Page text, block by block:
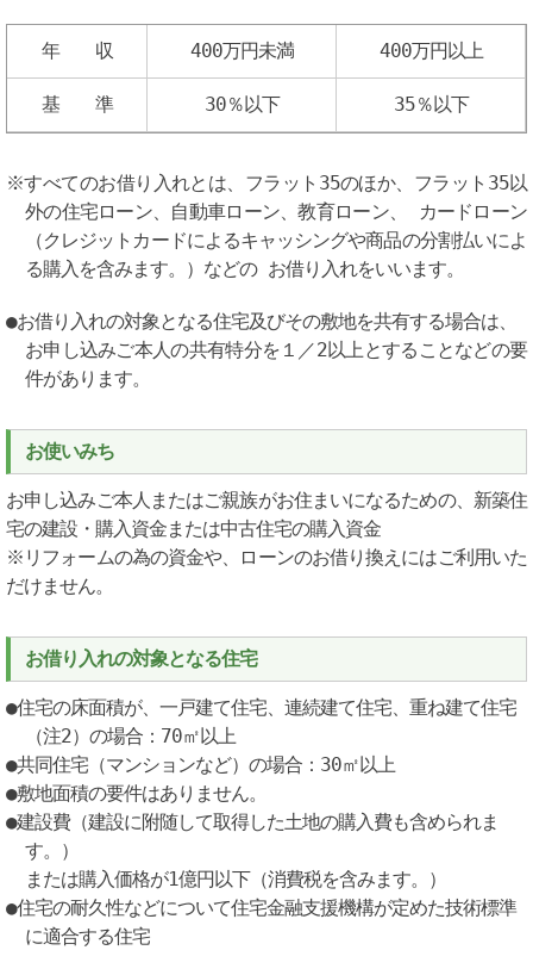
年 収 400万円未満 400万円以上
基 準 30％以下 35％以下
※すべてのお借り入れとは、フラット35のほか、フラット35以
外の住宅ローン、自動車ローン、教育ローン、 カードローン
（クレジットカードによるキャッシングや商品の分割払いによ
る購入を含みます。）などの お借り入れをいいます。
●お借り入れの対象となる住宅及びその敷地を共有する場合は、
お申し込みご本人の共有特分を１／2以上とすることなどの要
件があります。
お使いみち
お申し込みご本人またはご親族がお住まいになるための、新築住
宅の建設・購入資金または中古住宅の購入資金
※リフォームの為の資金や、ローンのお借り換えにはご利用いた
だけません。
お借り入れの対象となる住宅
●住宅の床面積が、一戸建て住宅、連続建て住宅、重ね建て住宅
（注2）の場合：70㎡以上
●共同住宅（マンションなど）の場合：30㎡以上
●敷地面積の要件はありません。
●建設費（建設に附随して取得した土地の購入費も含められま
す。）
または購入価格が1億円以下（消費税を含みます。）
●住宅の耐久性などについて住宅金融支援機構が定めた技術標準
に適合する住宅